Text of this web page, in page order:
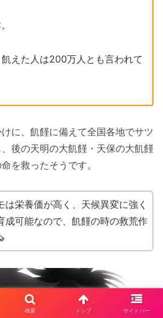
えた人は200万人とも言われて
に、飢饉に備えて全国各地でサツ
後の天明の大飢饉・天保の大飢饉
を救ったそうです。
は栄養価が高く、天候異変に強く
成可能なので、飢饉の時の救荒作
検索 トップ サイドバー